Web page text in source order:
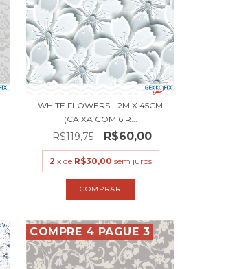
WHITE FLOWERS - 2M X 45CM
(CAIXA COM 6 R...
R$119,75 R$60,00
2 x de R$30,00 sem juros
COMPRE 4 PAGUE 3